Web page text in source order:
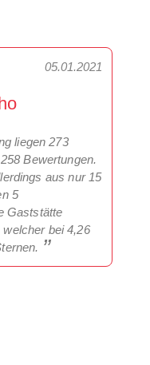
05.01.2021
liegen 273
Bewertungen.
aus nur 15
5
Gaststätte
bei 4,26